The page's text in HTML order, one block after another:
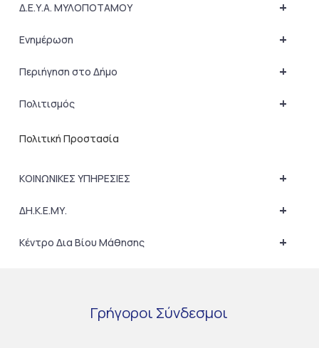
+
Δ.Ε.Υ.Α. ΜΥΛΟΠΟΤΑΜΟΥ
+
Ενημέρωση
+
Περιήγηση στο Δήμο
+
Πολιτισμός
Πολιτική Προστασία
+
ΚΟΙΝΩΝΙΚΕΣ ΥΠΗΡΕΣΙΕΣ
+
ΔΗ.Κ.Ε.ΜΥ.
+
Κέντρο Δια Βίου Μάθησης
Γρήγοροι Σύνδεσμοι